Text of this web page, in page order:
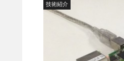
技術紹介